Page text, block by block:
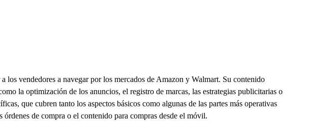
vendedores a navegar por los mercados de Amazon y Walmart. Su contenido
la optimización de los anuncios, el registro de marcas, las estrategias publicitarias o
que cubren tanto los aspectos básicos como algunas de las partes más operativas
de compra o el contenido para compras desde el móvil.